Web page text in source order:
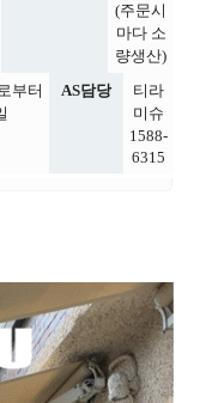
(주문시
마다 소
량생산)
부터
AS담당
티라
미슈
1588-
6315